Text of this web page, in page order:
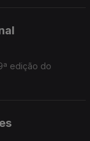
edição do